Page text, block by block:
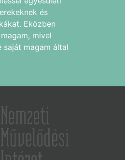
és
Eközben
mivel
saját magam által